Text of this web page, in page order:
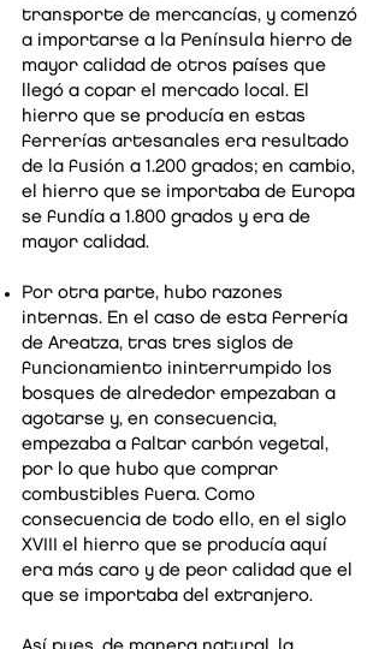
transporte de mercancías, y comenzó
a importarse a la Península hierro de
mayor calidad de otros países que
llegó a copar el mercado local. El
hierro que se producía en estas
ferrerías artesanales era resultado
de la fusión a 1.200 grados; en cambio,
el hierro que se importaba de Europa
se fundía a 1.800 grados y era de
mayor calidad.
Por otra parte, hubo razones
internas. En el caso de esta ferrería
de Areatza, tras tres siglos de
funcionamiento ininterrumpido los
bosques de alrededor empezaban a
agotarse y, en consecuencia,
empezaba a faltar carbón vegetal,
por lo que hubo que comprar
combustibles fuera. Como
consecuencia de todo ello, en el siglo
XVIII el hierro que se producía aquí
era más caro y de peor calidad que el
que se importaba del extranjero.